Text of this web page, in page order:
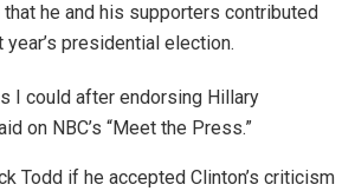
he and his supporters contributed
presidential election.
I could after endorsing Hillary
on NBC’s “Meet the Press.”
Todd if he accepted Clinton’s criticism